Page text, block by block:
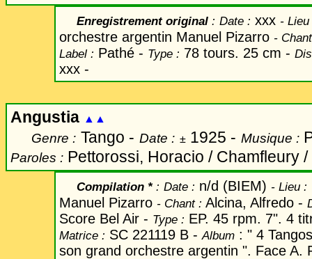
Enregistrement original : Date : xxx - Lieu
orchestre argentin Manuel Pizarro - Chant
Label : Pathé - Type : 78 tours. 25 cm -
xxx -
Angustia ▲▲
Genre : Tango - Date : ± 1925 - Musique :
Paroles : Pettorossi, Horacio / Chamfleury
Compilation * : Date : n/d (BIEM) - Lieu :
Manuel Pizarro - Chant: Alcina, Alfredo -
Score Bel Air - Type : EP. 45 rpm. 7". 4
Matrice : SC 221119 B - Album : " 4
son grand orchestre argentin ". Face A.